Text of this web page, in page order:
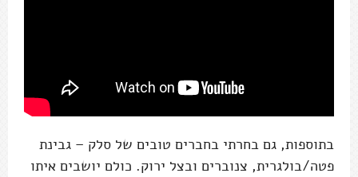
בתוספות, גם בחרתי בחברים טובים של סלק – גבינת
פטה/בולגרית, צנוברים ובצל ירוק. כולם יושבים איתו